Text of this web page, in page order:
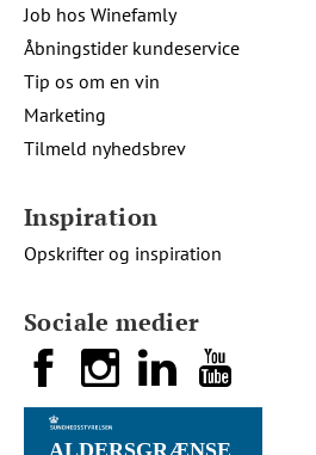
Sociale medier
Job hos Winefamly
Åbningstider kundeservice
Tip os om en vin
Marketing
Tilmeld nyhedsbrev
Inspiration
Opskrifter og inspiration